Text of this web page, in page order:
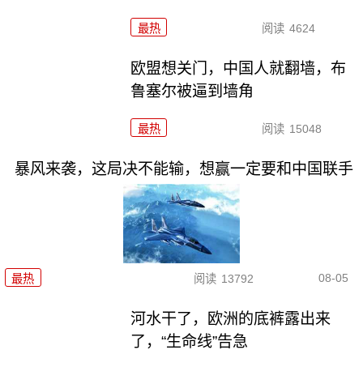
最热 阅读 4624
欧盟想关门，中国人就翻墙，布
鲁塞尔被逼到墙角
最热 阅读 15048
暴风来袭，这局决不能输，想赢一定要和中国联手
最热 阅读 13792 08-05
河水干了，欧洲的底裤露出来
了，“生命线”告急